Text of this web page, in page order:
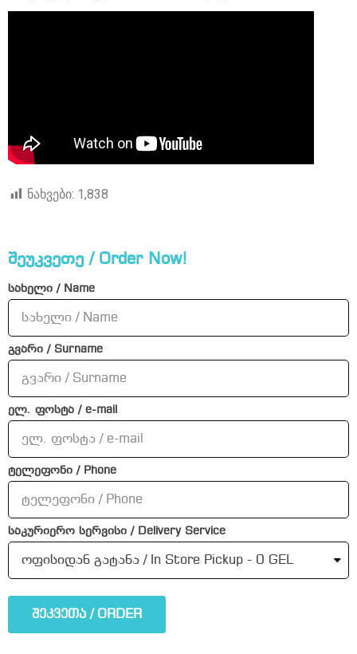
ნახვები: 1,838
შეუკვეთე / Order Now!
სახელი / Name
გვარი / Surname
ელ. ფოსტა / e-mail
ტელეფონი / Phone
საკურიერო სერვისი / Delivery Service
შეკვეთა / ORDER